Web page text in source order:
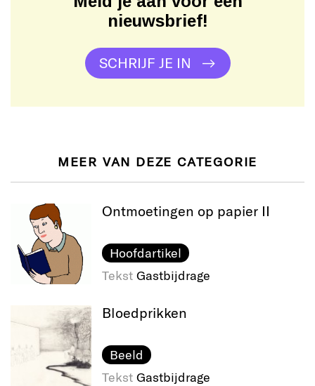
nieuwsbrief!
SCHRIJF JE IN
MEER VAN DEZE CATEGORIE
Ontmoetingen op papier II
Hoofdartikel
Tekst Gastbijdrage
Bloedprikken
Beeld
Tekst Gastbijdrage